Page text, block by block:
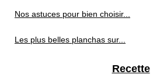
Nos astuces pour bien choisir...
Les plus belles planchas sur...
Recette